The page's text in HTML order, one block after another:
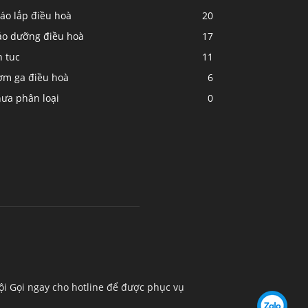
lắp điều hoà
20
dưỡng điều hoà
17
tuc
11
ga điều hoà
6
phân loại
0
Gọi ngay cho hotline để được phục vụ